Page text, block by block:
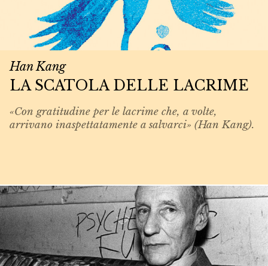
Han Kang
LA SCATOLA DELLE LACRIME
«Con gratitudine per le lacrime che, a volte,
arrivano inaspettatamente a salvarci» (Han Kang).